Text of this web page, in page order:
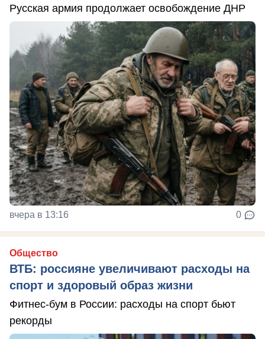
Русская армия продолжает освобождение ДНР
вчера в 13:16 0
Общество
ВТБ: россияне увеличивают расходы на
спорт и здоровый образ жизни
Фитнес-бум в России: расходы на спорт бьют
рекорды